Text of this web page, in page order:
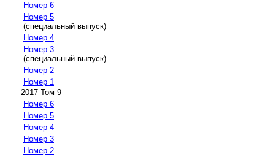
Номер 6
Номер 5
(специальный выпуск)
Номер 4
Номер 3
(специальный выпуск)
Номер 2
Номер 1
2017 Том 9
Номер 6
Номер 5
Номер 4
Номер 3
Номер 2